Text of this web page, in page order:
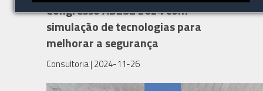
Congresso ABESE 2024 com
simulação de tecnologias para
melhorar a segurança
Consultoria| 2024-11-26